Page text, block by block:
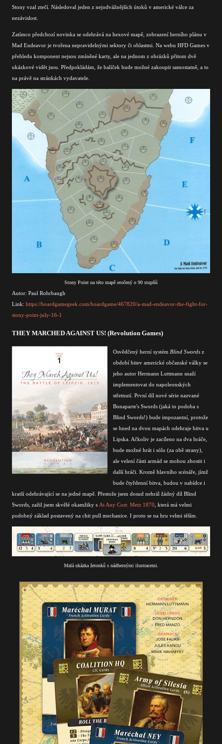
Stony vzal ztečí. Následoval jeden z nejodvážnějších útoků v americké válce za
nezávislost.
Zatímco předchozí novinka se odehrává na hexové mapě, zobrazení herního plánu v
Mad Endeavor je tvořena nepravidelnými sektory či oblastmi. Na webu HFD Games v
přehledu komponent nejsou zmíněné karty, ale na jednom z obrázků přitom dvě
ukázkové vidět jsou. Předpokládám, že balíček bude možné zakoupit samostatně, a to
na právě na stránkách vydavatele.
Stony Point na této mapě otočený o 90 stupňů
Autor: Paul Rohrbaugh
Link: https://boardgamegeek.com/boardgame/467820/a-mad-endeavor-the-fight-for-
stony-point-july-16-1
THEY MARCHED AGAINST US! (Revolution Games)
Osvědčený herní systém Blind Swords z
období bitev americké občanské války se
jeho autor Hermann Luttmann snaží
implementovat do napoleonských
střetnutí. První díl nové série nazvané
Bonaparte's Swords (jaká to podoba s
Blind Swords!) bude impozantní, protože
se hned na dvou mapách odehraje bitva u
Lipska. Ačkoliv je zacíleno na dva hráče,
bude možné hrát i sólo (za obě strany),
ale velení části armád se mohou zhostit i
další hráči. Kromě hlavního scénáře, jímž
bude čtyřdenní bitva, budou v nabídce i
kratší odehrávající se na jedné mapě. Přestože jsem dosud nehrál žádný díl Blind
Swords, zažil jsem skvělé okamžiky s At Any Cost: Metz 1870 , která má velmi
podobný základ postavený na chit pull mechanice. I proto se na hru velmi těším
Malá ukázka žetonků s nádhernými ilustracemi.